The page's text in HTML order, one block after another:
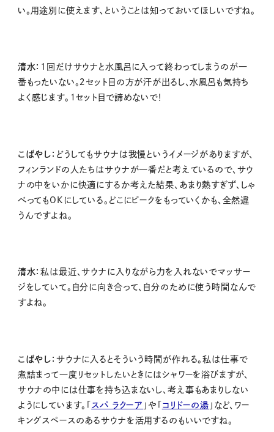
い。用途別に使えます、ということは知っておいてほしいですね。
清水： 1回だけサウナと水風呂に入って終わってしまうのが一
番もったいない。２セット目の方が汗が出るし、水風呂も気持ち
よく感じます。１セット目で諦めないで！
こばやし： どうしてもサウナは我慢というイメージがありますが、
フィンランドの人たちはサウナが一番だと考えているので、サウ
ナの中をいかに快適にするか考えた結果、あまり熱すぎず、しゃ
べってもOKにしている。どこにピークをもっていくかも、全然違
うんですよね。
清水：私は最近、サウナに入りながら力を入れないでマッサー
ジをしていて。自分に向き合って、自分のために使う時間なんで
すよね。
こばやし： サウナに入るとそういう時間が作れる。私は仕事で
煮詰まって一度リセットしたいときにはシャワーを浴びますが、
サウナの中には仕事を持ち込まないし、考え事もあまりしない
ようにしています。「 スパ ラクーア 」や「 コリドーの湯 」など、ワー
キングスペースのあるサウナを活用するのもいいですね。